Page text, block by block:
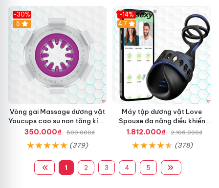
-30%
5
Vòng gai Massage dương vật
Youcups cao su non tăng kích
thước
350.000₫ 500.000₫
(379)
-14%
4.7
Máy tập dương vật Love
Spouse đa năng điều khiển
app, vòng đeo siêu tiện
1.812.000₫ 2.106.000₫
(378)
1 2 3 4 5